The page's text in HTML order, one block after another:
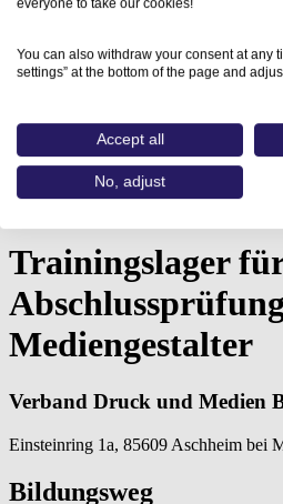
Home
Aus- und Weiterbildungen
Trainingslager
Mediengestalter
Verband Druck und Medien
Einsteinring 1a, 85609 Aschheim bei
Bildungsweg
everyone to take our cookies!
You can also withdraw your consent at any
settings” at the bottom of the page and
Accept all
No, adjust